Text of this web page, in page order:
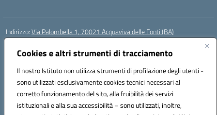
Cookies e altri strumenti di tracciamento
Il nostro Istituto non utilizza strumenti di profilazione degli utenti -
sono utilizzati esclusivamente cookies tecnici necessari al
corretto funzionamento del sito, alla fruibilità dei servizi
istituzionali e alla sua accessibilità – sono utilizzati, inoltre,
Indirizzo:Via Palombella 1, 70021 Acquaviva delle Fonti (BA)
Centralino:
Posta elettronica certificata (PEC):baic89400e@pec.istruzione.it
Codice fiscale: 91121590722
Codice meccanografico:baic89400e
Codice Indice delle Pubbliche Amministrazioni (IPA): icddagio
Codice unico di fatturazione (CUF): UFGHCG